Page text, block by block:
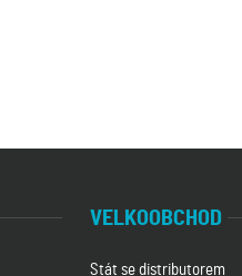
VELKOOBCHOD
Stát se distributorem